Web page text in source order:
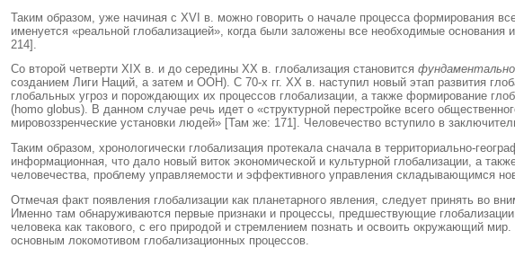
Таким образом, уже начиная с XVI в. можно говорить о начале процесса формирования
именуется «реальной глобализацией», когда были заложены все необходимые
214].
Со второй четверти XIX в. и до середины ХХ в. глобализация становится
созданием Лиги Наций, а затем и ООН). С 70-х гг. ХХ в. наступил новый этап развития
глобальных угроз и порождающих их процессов глобализации, а также формирование
(homo globus). В данном случае речь идет о «структурной перестройке всего
мировоззренческие установки людей» [Там же: 171]. Человечество вступило в
Таким образом, хронологически глобализация протекала сначала в территориально-
информационная, что дало новый виток экономической и культурной глобализации, а
человечества, проблему управляемости и эффективного управления складывающимся
Отмечая факт появления глобализации как планетарного явления, следует принять во
Именно там обнаруживаются первые признаки и процессы, предшествующие
человека как такового, с его природой и стремлением познать и освоить окружающий
основным локомотивом глобализационных процессов.